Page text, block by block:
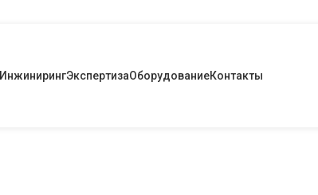
ИнжинирингЭкспертизаОборудованиеКонтакты